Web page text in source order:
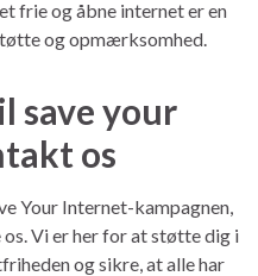
frie og åbne internet er en
og opmærksomhed.
save your
os
Your Internet-kampagnen,
Vi er her for at støtte dig i
og sikre, at alle har